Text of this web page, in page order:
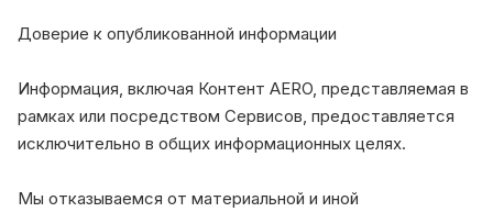
Доверие к опубликованной информации
Информация, включая Контент AERO, представляемая в
рамках или посредством Сервисов, предоставляется
исключительно в общих информационных целях.
Мы отказываемся от материальной и иной